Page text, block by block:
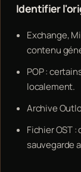
Identifier
Exchange,
contenu
POP :
localement.
Archive
Fichier OST
sauvegarde